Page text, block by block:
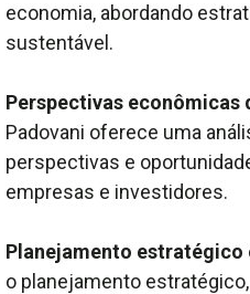
economia, abordando
sustentável.
Perspectivas econômicas
Padovani oferece uma
perspectivas e
empresas e investidores.
Planejamento estratégico
o planejamento